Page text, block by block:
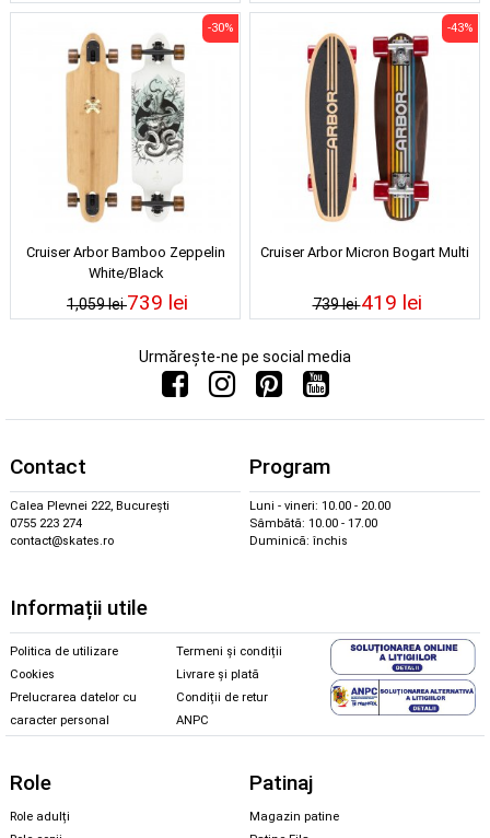
Cruiser Arbor Bamboo Zeppelin
White/Black
1,059 lei
-30%
739 lei
Cruiser Arbor Micron Bogart Multi
739 lei
-43%
419 lei
Urmărește-ne pe social media
Contact
Calea Plevnei 222, București
0755 223 274
contact@skates.ro
Program
Luni - vineri: 10.00 - 20.00
Sâmbătă: 10.00 - 17.00
Duminică: închis
Informații utile
Politica de utilizare
Cookies
Prelucrarea datelor cu
caracter personal
Termeni și condiții
Livrare și plată
Condiții de retur
ANPC
Role
Role adulți
Patinaj
Magazin patine